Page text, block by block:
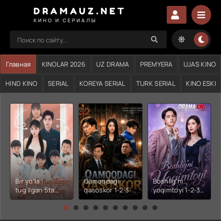
DRAMAUZ.NET
КИНО И СЕРИАЛЫ
Главная KINOLAR 2026 UZ DRAMA PREMYERA UJAS KINO
HIND KINO SERIAL KOREYA SERIAL TURK SERIAL KINO ESKI
Bir yo'la
tug'ilgan 5ta
chaqaloq 1-2-3-
Qamoqdagi
qasoskor 1-2-3-
4-5-6-7-10-20-
30-50-60-70-80-
Boshlig'ni
yoqimtoyi 1-2-3-
4-5-6-7-10-20-
30-50-60-70-80-